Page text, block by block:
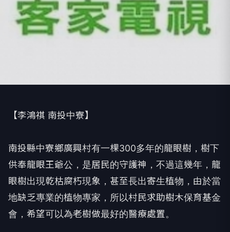
【李鴻祺 南投中寮】
南投縣中寮鄉廣興村有一棵300多年的龍眼樹，樹下
供奉龍眼王爺公，是居民的守護神，不過這幾年，龍
眼樹出現乾枯腐朽現象，甚至長出寄生植物，由於當
地缺乏專業的植物專家，所以村民求助樹木保育基金
會，希望可以為老樹做最好的醫療處置。